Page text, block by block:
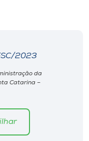
2023
da
Catarina –